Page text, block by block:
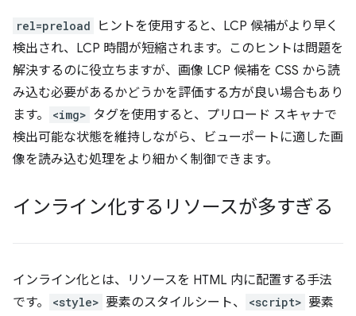
rel=preload
ヒントを使用すると、LCP 候補がより早く
検出され、LCP 時間が短縮されます。このヒントは問題を
解決するのに役立ちますが、画像 LCP 候補を CSS から読
み込む必要があるかどうかを評価する方が良い場合もあり
ます。
<img> タグを使用すると、プリロード スキャナで
検出可能な状態を維持しながら、ビューポートに適した画
像を読み込む処理をより細かく制御できます。
インライン化するリソースが多すぎる
インライン化とは、リソースを HTML 内に配置する手法
です。
<style> 要素のスタイルシート、 <script> 要素